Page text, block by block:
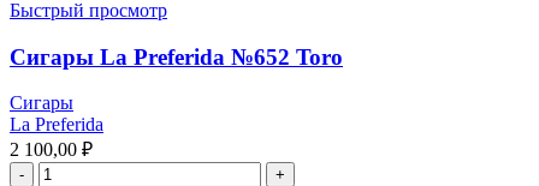
Быстрый просмотр
Сигары La Preferida №652 Toro
Сигары
La Preferida
2 100,00 ₽